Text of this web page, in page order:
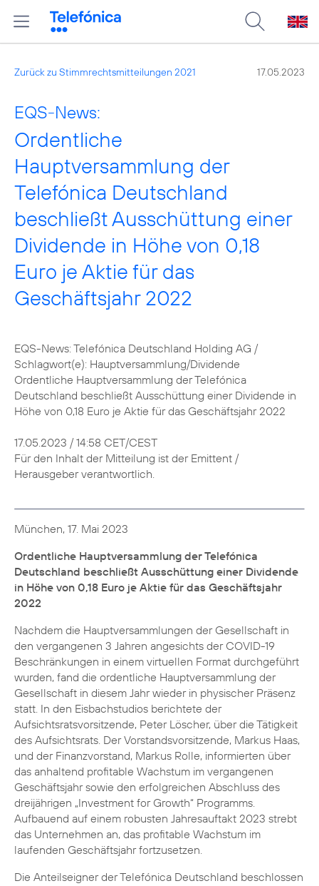
Zurück zu Stimmrechtsmitteilungen 2021 17.05.2023
EQS-News:
Ordentliche
Hauptversammlung der
Telefónica Deutschland
beschließt Ausschüttung einer
Dividende in Höhe von 0,18
Euro je Aktie für das
Geschäftsjahr 2022
EQS-News: Telefónica Deutschland Holding AG /
Schlagwort(e): Hauptversammlung/Dividende
Ordentliche Hauptversammlung der Telefónica
Deutschland beschließt Ausschüttung einer Dividende in
Höhe von 0,18 Euro je Aktie für das Geschäftsjahr 2022
17.05.2023 / 14:58 CET/CEST
Für den Inhalt der Mitteilung ist der Emittent /
Herausgeber verantwortlich.
München, 17. Mai 2023
Ordentliche Hauptversammlung der Telefónica
Deutschland beschließt Ausschüttung einer Dividende
in Höhe von 0,18 Euro je Aktie für das Geschäftsjahr
2022
Nachdem die Hauptversammlungen der Gesellschaft in
den vergangenen 3 Jahren angesichts der COVID-19
Beschränkungen in einem virtuellen Format durchgeführt
wurden, fand die ordentliche Hauptversammlung der
Gesellschaft in diesem Jahr wieder in physischer Präsenz
statt. In den Eisbachstudios berichtete der
Aufsichtsratsvorsitzende, Peter Löscher, über die Tätigkeit
des Aufsichtsrats. Der Vorstandsvorsitzende, Markus Haas,
und der Finanzvorstand, Markus Rolle, informierten über
das anhaltend profitable Wachstum im vergangenen
Geschäftsjahr sowie den erfolgreichen Abschluss des
dreijährigen „Investment for Growth“ Programms.
Aufbauend auf einem robusten Jahresauftakt 2023 strebt
das Unternehmen an, das profitable Wachstum im
laufenden Geschäftsjahr fortzusetzen.
Die Anteilseigner der Telefónica Deutschland beschlossen